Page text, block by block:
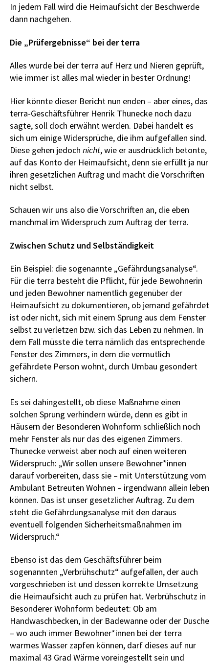
In jedem Fall wird die Heimaufsicht der Beschwerde
dann nachgehen.
Die „Prüfergebnisse“ bei der terra
Alles wurde bei der terra auf Herz und Nieren geprüft,
wie immer ist alles mal wieder in bester Ordnung!
Hier könnte dieser Bericht nun enden – aber eines, das
terra-Geschäftsführer Henrik Thunecke noch dazu
sagte, soll doch erwähnt werden. Dabei handelt es
sich um einige Widersprüche, die ihm aufgefallen sind.
Diese gehen jedoch nicht, wie er ausdrücklich betonte,
auf das Konto der Heimaufsicht, denn sie erfüllt ja nur
ihren gesetzlichen Auftrag und macht die Vorschriften
nicht selbst.
Schauen wir uns also die Vorschriften an, die eben
manchmal im Widerspruch zum Auftrag der terra.
Zwischen Schutz und Selbständigkeit
Ein Beispiel: die sogenannte „Gefährdungsanalyse“.
Für die terra besteht die Pflicht, für jede Bewohnerin
und jeden Bewohner namentlich gegenüber der
Heimaufsicht zu dokumentieren, ob jemand gefährdet
ist oder nicht, sich mit einem Sprung aus dem Fenster
selbst zu verletzen bzw. sich das Leben zu nehmen. In
dem Fall müsste die terra nämlich das entsprechende
Fenster des Zimmers, in dem die vermutlich
gefährdete Person wohnt, durch Umbau gesondert
sichern.
Es sei dahingestellt, ob diese Maßnahme einen
solchen Sprung verhindern würde, denn es gibt in
Häusern der Besonderen Wohnform schließlich noch
mehr Fenster als nur das des eigenen Zimmers.
Thunecke verweist aber noch auf einen weiteren
Widerspruch: „Wir sollen unsere Bewohner*innen
darauf vorbereiten, dass sie – mit Unterstützung vom
Ambulant Betreuten Wohnen – irgendwann allein leben
können. Das ist unser gesetzlicher Auftrag. Zu dem
steht die Gefährdungsanalyse mit den daraus
eventuell folgenden Sicherheitsmaßnahmen im
Widerspruch.“
Ebenso ist das dem Geschäftsführer beim
sogenannten „Verbrühschutz“ aufgefallen, der auch
vorgeschrieben ist und dessen korrekte Umsetzung
die Heimaufsicht auch zu prüfen hat. Verbrühschutz in
Besonderer Wohnform bedeutet: Ob am
Handwaschbecken, in der Badewanne oder der Dusche
– wo auch immer Bewohner*innen bei der terra
warmes Wasser zapfen können, darf dieses auf nur
maximal 43 Grad Wärme voreingestellt sein und